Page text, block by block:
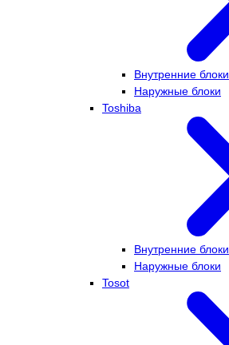
Внутренние блоки
Наружные блоки
Toshiba
Внутренние блоки
Наружные блоки
Tosot